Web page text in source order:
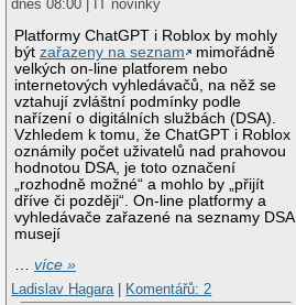
dnes 08:00 | IT novinky
Platformy ChatGPT i Roblox by mohly
býtzařazeny na seznam
mimořádně
velkých on-line platforem nebo
internetových vyhledávačů, na něž se
vztahují zvláštní podmínky podle
nařízení o digitálních službách (DSA).
Vzhledem k tomu, že ChatGPT i Roblox
oznámily počet uživatelů nad prahovou
hodnotou DSA, je toto označení
„rozhodně možné“ a mohlo by „přijít
dříve či později“. On-line platformy a
vyhledávače zařazené na seznamy DSA
musejí
…více »
Ladislav Hagara
Komentářů: 2